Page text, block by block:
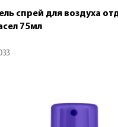
спрей для воздуха
75мл